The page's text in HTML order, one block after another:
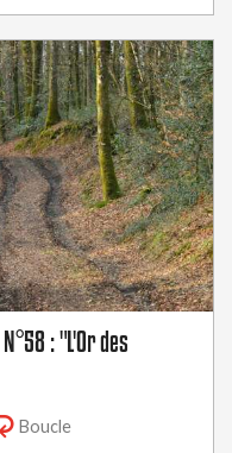
: "L'Or des
Boucle